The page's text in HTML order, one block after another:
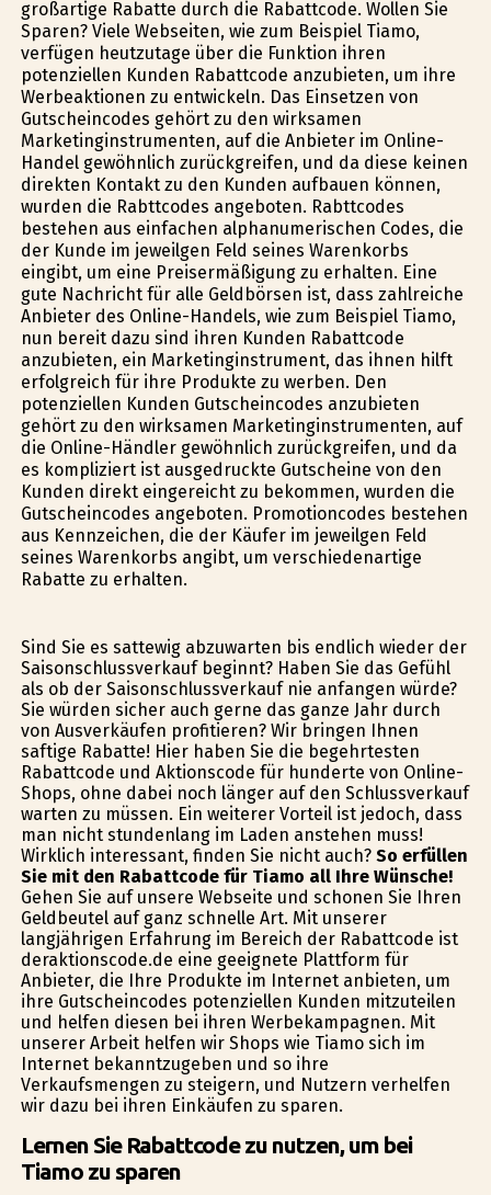
großartige Rabatte durch die Rabattcode. Wollen Sie
Sparen? Viele Webseiten, wie zum Beispiel Tiamo,
verfügen heutzutage über die Funktion ihren
potenziellen Kunden Rabattcode anzubieten, um ihre
Werbeaktionen zu entwickeln. Das Einsetzen von
Gutscheincodes gehört zu den wirksamen
Marketinginstrumenten, auf die Anbieter im Online-
Handel gewöhnlich zurückgreifen, und da diese keinen
direkten Kontakt zu den Kunden aufbauen können,
wurden die Rabttcodes angeboten. Rabttcodes
bestehen aus einfachen alphanumerischen Codes, die
der Kunde im jeweilgen Feld seines Warenkorbs
eingibt, um eine Preisermäßigung zu erhalten. Eine
gute Nachricht für alle Geldbörsen ist, dass zahlreiche
Anbieter des Online-Handels, wie zum Beispiel Tiamo,
nun bereit dazu sind ihren Kunden Rabattcode
anzubieten, ein Marketinginstrument, das ihnen hilft
erfolgreich für ihre Produkte zu werben. Den
potenziellen Kunden Gutscheincodes anzubieten
gehört zu den wirksamen Marketinginstrumenten, auf
die Online-Händler gewöhnlich zurückgreifen, und da
es kompliziert ist ausgedruckte Gutscheine von den
Kunden direkt eingereicht zu bekommen, wurden die
Gutscheincodes angeboten. Promotioncodes bestehen
aus Kennzeichen, die der Käufer im jeweilgen Feld
seines Warenkorbs angibt, um verschiedenartige
Rabatte zu erhalten.
Sind Sie es sattewig abzuwarten bis endlich wieder der
Saisonschlussverkauf beginnt? Haben Sie das Gefühl
als ob der Saisonschlussverkauf nie anfangen würde?
Sie würden sicher auch gerne das ganze Jahr durch
von Ausverkäufen profitieren? Wir bringen Ihnen
saftige Rabatte! Hier haben Sie die begehrtesten
Rabattcode und Aktionscode für hunderte von Online-
Shops, ohne dabei noch länger auf den Schlussverkauf
warten zu müssen. Ein weiterer Vorteil ist jedoch, dass
man nicht stundenlang im Laden anstehen muss!
Wirklich interessant, finden Sie nicht auch? So erfüllen
Sie mit den Rabattcode für Tiamo all Ihre Wünsche!
Gehen Sie auf unsere Webseite und schonen Sie Ihren
Geldbeutel auf ganz schnelle Art. Mit unserer
langjährigen Erfahrung im Bereich der Rabattcode ist
deraktionscode.de eine geeignete Plattform für
Anbieter, die Ihre Produkte im Internet anbieten, um
ihre Gutscheincodes potenziellen Kunden mitzuteilen
und helfen diesen bei ihren Werbekampagnen. Mit
unserer Arbeit helfen wir Shops wie Tiamo sich im
Internet bekanntzugeben und so ihre
Verkaufsmengen zu steigern, und Nutzern verhelfen
wir dazu bei ihren Einkäufen zu sparen.
Lernen Sie Rabattcode zu nutzen, um bei
Tiamo zu sparen